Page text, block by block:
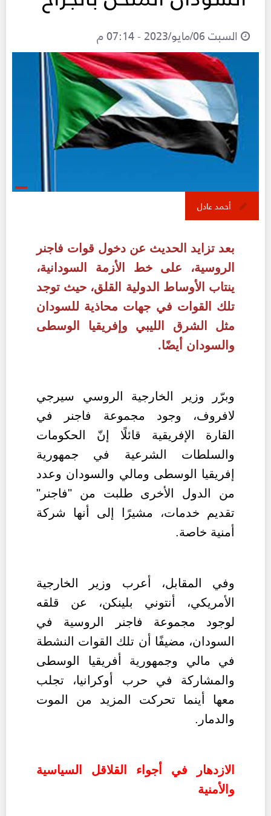
السبت 06/مايو/2023 - 07:14 م
أحمد عادل
بعد تزايد الحديث عن دخول قوات فاجنر
الروسية، على خط الأزمة السودانية،
ينتاب الأوساط الدولية القلق، حيث توجد
تلك القوات في جهات محاذية للسودان
مثل الشرق الليبي وإفريقيا الوسطى
والسودان أيضًا.
وبرّر وزير الخارجية الروسي سيرجي
لافروف، وجود مجموعة فاجنر في
القارة الإفريقية قائلًا إنّ الحكومات
والسلطات الشرعية في جمهورية
إفريقيا الوسطى ومالي والسودان وعدد
من الدول الأخرى طلبت من "فاجنر"
تقديم خدمات، مشيرًا إلى أنها شركة
أمنية خاصة.
وفي المقابل، أعرب وزير الخارجية
الأمريكي، أنتوني بلينكن، عن قلقه
لوجود مجموعة فاجنر الروسية في
السودان، مضيفًا أن تلك القوات النشطة
في مالي وجمهورية أفريقيا الوسطى
والمشاركة في حرب أوكرانيا، تجلب
معها أينما تحركت المزيد من الموت
والدمار.
الازدهار في أجواء القلاقل السياسية
والأمنية